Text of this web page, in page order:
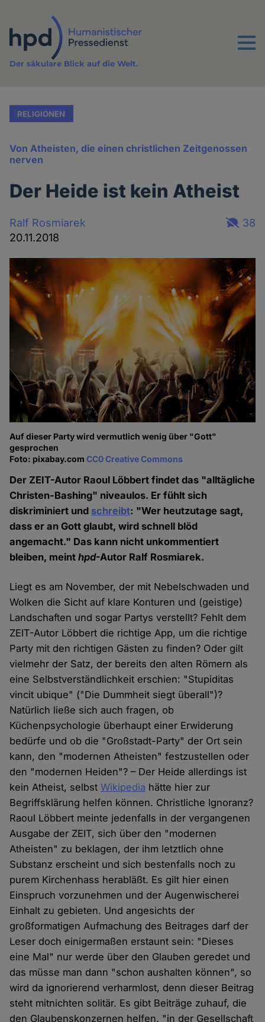
Inhalt
Menu
Der säkulare Blick auf die Welt.
RELIGIONEN
Von Atheisten, die einen christlichen Zeitgenossen
nerven
Der Heide ist kein Atheist
Ralf Rosmiarek
20.11.2018
38
Auf dieser Party wird vermutlich wenig über "Gott"
gesprochen
Foto: pixabay.comCC0 Creative Commons
Der ZEIT-Autor Raoul Löbbert findet das "alltägliche
Christen-Bashing" niveaulos. Er fühlt sich
diskriminiert und schreibt: "Wer heutzutage sagt,
dass er an Gott glaubt, wird schnell blöd
angemacht." Das kann nicht unkommentiert
bleiben, meinthpd-Autor Ralf Rosmiarek.
Liegt es am November, der mit Nebelschwaden und
Wolken die Sicht auf klare Konturen und (geistige)
Landschaften und sogar Partys verstellt? Fehlt dem
ZEIT-Autor Löbbert die richtige App, um die richtige
Party mit den richtigen Gästen zu finden? Oder gilt
vielmehr der Satz, der bereits den alten Römern als
eine Selbstverständlichkeit erschien: "Stupiditas
vincit ubique" ("Die Dummheit siegt überall")?
Natürlich ließe sich auch fragen, ob
Küchenpsychologie überhaupt einer Erwiderung
bedürfe und ob die "Großstadt-Party" der Ort sein
kann, den "modernen Atheisten" festzustellen oder
den "modernen Heiden"? – Der Heide allerdings ist
kein Atheist, selbstWikipedia hätte hier zur
Begriffsklärung helfen können. Christliche Ignoranz?
Raoul Löbbert meinte jedenfalls in der vergangenen
Ausgabe der ZEIT, sich über den "modernen
Atheisten" zu beklagen, der ihm letztlich ohne
Substanz erscheint und sich bestenfalls noch zu
purem Kirchenhass herabläßt. Es gilt hier einen
Einspruch vorzunehmen und der Augenwischerei
Einhalt zu gebieten. Und angesichts der
großformatigen Aufmachung des Beitrages darf der
Leser doch einigermaßen erstaunt sein: "Dieses
eine Mal" nur werde über den Glauben geredet und
das müsse man dann "schon aushalten können", so
wird da ignorierend verharmlost, denn dieser Beitrag
steht mitnichten solitär. Es gibt Beiträge zuhauf, die
den Glaubenskonzernen helfen, "in der Gesellschaft